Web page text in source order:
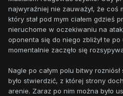
najwyraźniej nie zauważył, że coś
który stał pod mym ciałem gdzieś
nieruchome w oczekiwaniu na
oponenta się do niego zbliżył te
momentalnie zaczęło się
Nagle po całym polu bitwy
było stwierdzić, z której strony
arenie. Zaraz po nim można było